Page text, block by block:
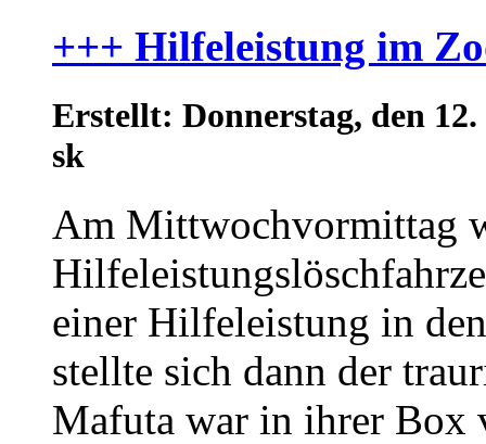
+++ Hilfeleistung im
Erstellt: Donnerstag, den
sk
Am Mittwochvormittag
einer Hilfeleistung in
stellte sich dann der
Mafuta war in ihrer Box